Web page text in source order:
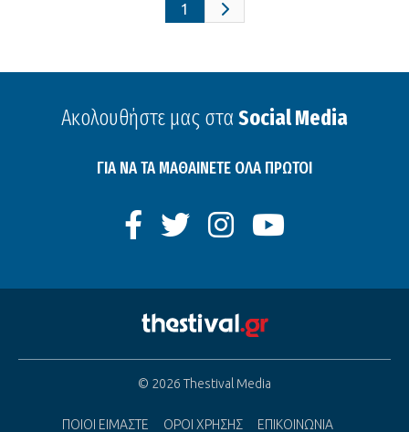
1
Ακολουθήστε μας στα Social Media
ΓΙΑ ΝΑ ΤΑ ΜΑΘΑΙΝΕΤΕ ΟΛΑ ΠΡΩΤΟΙ
© 2026 Thestival Media
ΠΟΙΟΙ ΕΙΜΑΣΤΕ ΟΡΟΙ ΧΡΗΣΗΣ ΕΠΙΚΟΙΝΩΝΙΑ